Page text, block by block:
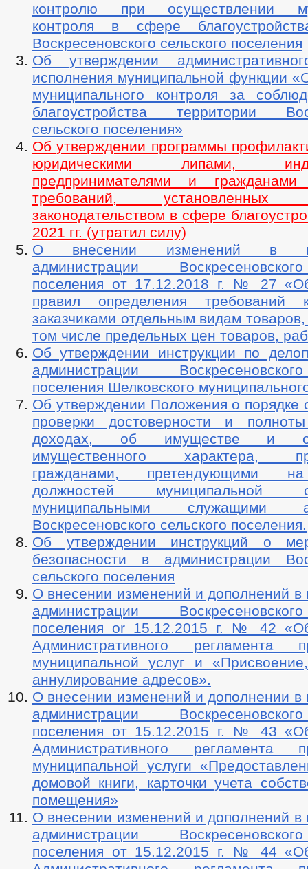
контролю при осуществлении
контроля в сфере
Воскресеновского сельского поселения
Об утверждении
исполнения муниципальной функции
муниципального контроля за
благоустройства территории
сельского поселения»
Об утверждении программы
юридическими липами,
предпринимателями и гражданами
требований, установленных
законодательством в сфере
2021 гг. (утратил силу)
О внесении изменений в
администрации
поселения от 17.12.2018 г. № 27
правил определения требований
заказчиками отдельным видам товаров,
том числе предельных цен товаров,
Об утверждении инструкции по
администрации
поселения Шелковского
Об утверждении Положения о порядке
проверки достоверности и
доходах, об имуществе и
имущественного характера,
гражданами, претендующими
должностей
муниципальными служащими
Воскресеновского сельского поселения.
Об утверждении инструкций о
безопасности в администрации
сельского поселения
О внесении изменений и дополнений в
администрации
поселения or 15.12.2015 г. № 42
Административного регламента
муниципальной услуг и
аннулирование адресов».
О внесении изменений и дополнении в
администрации
поселения от 15.12.2015 г. № 43
Административного регламента
муниципальной услуги
домовой книги, карточки учета
помещения»
О внесении изменений и дополнений в
администрации
поселения от 15.12.2015 г. № 44